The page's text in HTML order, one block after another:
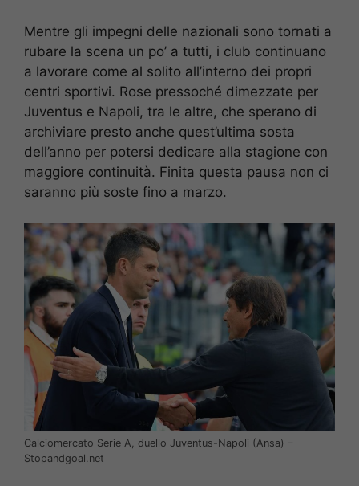
Mentre gli impegni delle nazionali sono tornati a
rubare la scena un po’ a tutti, i club continuano
a lavorare come al solito all’interno dei propri
centri sportivi. Rose pressoché dimezzate per
Juventus e Napoli, tra le altre, che sperano di
archiviare presto anche quest’ultima sosta
dell’anno per potersi dedicare alla stagione con
maggiore continuità. Finita questa pausa non ci
saranno più soste fino a marzo.
Calciomercato Serie A, duello Juventus-Napoli (Ansa) –
Stopandgoal.net